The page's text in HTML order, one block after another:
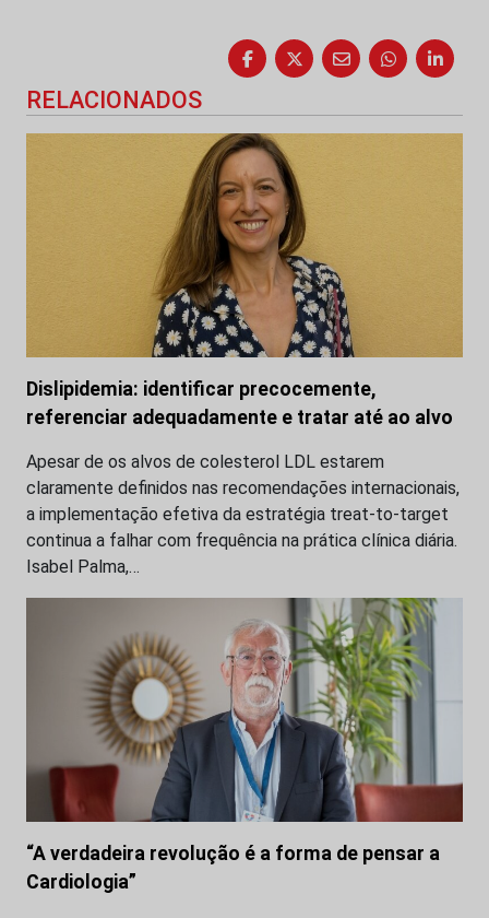
RELACIONADOS
Dislipidemia: identificar precocemente,
referenciar adequadamente e tratar até ao alvo
Apesar de os alvos de colesterol LDL estarem
claramente definidos nas recomendações internacionais,
a implementação efetiva da estratégia treat-to-target
continua a falhar com frequência na prática clínica diária.
Isabel Palma,…
“A verdadeira revolução é a forma de pensar a
Cardiologia”